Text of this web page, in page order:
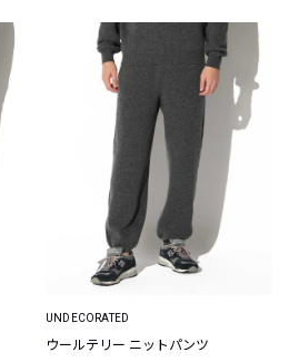
UNDECORATED
ウールテリー ニットパンツ